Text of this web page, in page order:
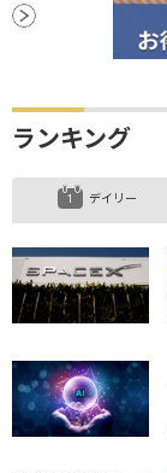
ランキング
デイリー